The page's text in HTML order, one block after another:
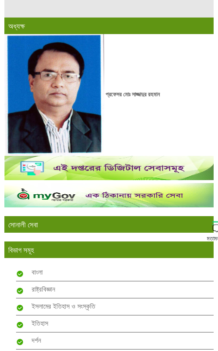
অধ্যক্ষ
প্রফেসর মোঃ সাজ্জাদুর রহমান
সোনালী সেবা
বিভাগ সমূহ
বাংলা
রাষ্ট্রবিজ্ঞান
ইসলামের ইতিহাস ও সংস্কৃতি
ইতিহাস
দর্শন